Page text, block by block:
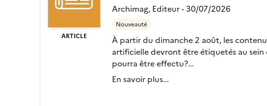
ARTICLE
Archimag, Editeur- 30/07/2026
Nouveauté
À partir du dimanche 2 août, les
artificielle devront être étiquetés au
pourra être effectu?...
En savoir plus...